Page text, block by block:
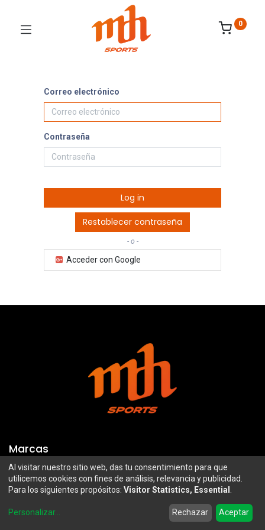
Wishlist Account
0
Correo electrónico
Contraseña
Log in
Restablecer contraseña
- o -
Acceder con Google
Marcas
Troy Lee Designs
100%
Airoh
Mazawi
SIDI
Al visitar nuestro sitio web, das tu consentimiento para que
utilicemos cookies con fines de análisis, relevancia y publicidad.
Para los siguientes propósitos: Visitor Statistics, Essential
Personalizar... Rechazar Aceptar